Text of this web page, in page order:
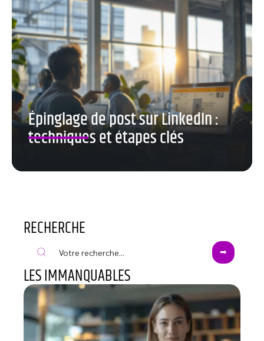
Épinglage de post sur LinkedIn :
techniques et étapes clés
RECHERCHE
LES IMMANQUABLES